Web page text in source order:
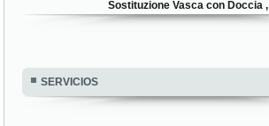
Sostituzione Vasca con Doccia ,
SERVICIOS